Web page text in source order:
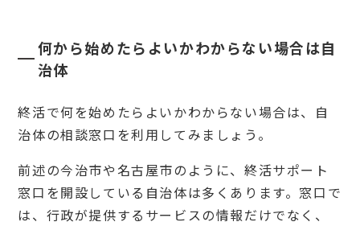
何から始めたらよいかわからない場合は自
治体
終活で何を始めたらよいかわからない場合は、自
治体の相談窓口を利用してみましょう。
前述の今治市や名古屋市のように、終活サポート
窓口を開設している自治体は多くあります。窓口で
は、行政が提供するサービスの情報だけでなく、